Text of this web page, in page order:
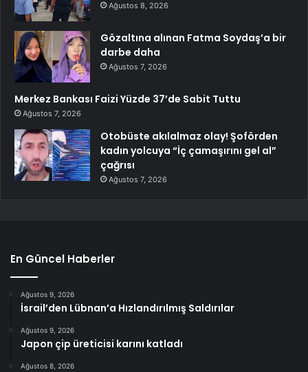
Ağustos 8, 2026
Gözaltına alınan Fatma Soydaş’a bir
darbe daha
Ağustos 7, 2026
Merkez Bankası Faizi Yüzde 37’de Sabit Tuttu
Ağustos 7, 2026
Otobüste akılalmaz olay! Şoförden
kadın yolcuya “İç çamaşırını gel al”
çağrısı
Ağustos 7, 2026
En Güncel Haberler
Ağustos 9, 2026
İsrail’den Lübnan’a Hızlandırılmış Saldırılar
Ağustos 9, 2026
Japon çip üreticisi karını katladı
Ağustos 8, 2026